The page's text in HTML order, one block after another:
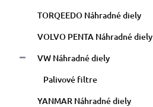
TORQEEDO Náhradné diely
VOLVO PENTA Náhradné diely
VW Náhradné diely
Palivové filtre
YANMAR Náhradné diely